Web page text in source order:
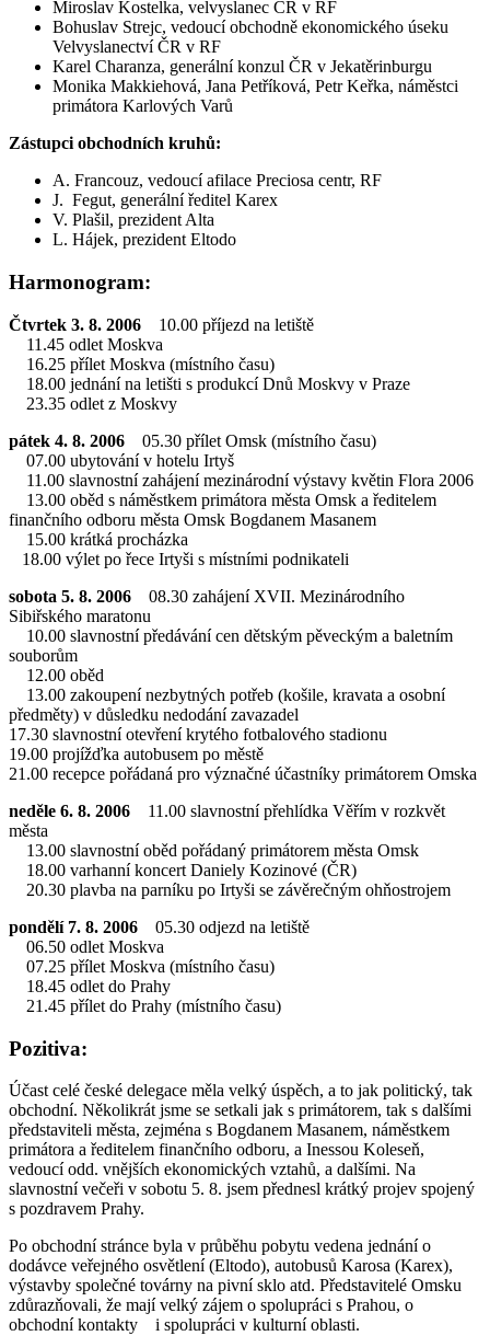
Miroslav Kostelka, velvyslanec ČR v RF
Bohuslav Strejc, vedoucí obchodně ekonomického úseku
Velvyslanectví ČR v RF
Karel Charanza, generální konzul ČR v Jekatěrinburgu
Monika Makkiehová, Jana Petříková, Petr Keřka, náměstci
primátora Karlových Varů
Zástupci obchodních kruhů:
A. Francouz, vedoucí afilace Preciosa centr, RF
J. Fegut, generální ředitel Karex
V. Plašil, prezident Alta
L. Hájek, prezident Eltodo
Harmonogram:
Čtvrtek 3. 8. 2006 10.00 příjezd na letiště
11.45 odlet Moskva
16.25 přílet Moskva (místního času)
18.00 jednání na letišti s produkcí Dnů Moskvy v Praze
23.35 odlet z Moskvy
pátek 4. 8. 2006 05.30 přílet Omsk (místního času)
07.00 ubytování v hotelu Irtyš
11.00 slavnostní zahájení mezinárodní výstavy květin Flora 2006
13.00 oběd s náměstkem primátora města Omsk a ředitelem
finančního odboru města Omsk Bogdanem Masanem
15.00 krátká procházka
18.00 výlet po řece Irtyši s místními podnikateli
sobota 5. 8. 2006 08.30 zahájení XVII. Mezinárodního
Sibiřského maratonu
10.00 slavnostní předávání cen dětským pěveckým a baletním
souborům
12.00 oběd
13.00 zakoupení nezbytných potřeb (košile, kravata a osobní
předměty) v důsledku nedodání zavazadel
17.30 slavnostní otevření krytého fotbalového stadionu
19.00 projížďka autobusem po městě
21.00 recepce pořádaná pro význačné účastníky primátorem Omska
neděle 6. 8. 2006 11.00 slavnostní přehlídka Věřím v rozkvět
města
13.00 slavnostní oběd pořádaný primátorem města Omsk
18.00 varhanní koncert Daniely Kozinové (ČR)
20.30 plavba na parníku po Irtyši se závěrečným ohňostrojem
pondělí 7. 8. 2006 05.30 odjezd na letiště
06.50 odlet Moskva
07.25 přílet Moskva (místního času)
18.45 odlet do Prahy
21.45 přílet do Prahy (místního času)
Pozitiva:
Účast celé české delegace měla velký úspěch, a to jak politický, tak
obchodní. Několikrát jsme se setkali jak s primátorem, tak s dalšími
představiteli města, zejména s Bogdanem Masanem, náměstkem
primátora a ředitelem finančního odboru, a Inessou Koleseň,
vedoucí odd. vnějších ekonomických vztahů, a dalšími. Na
slavnostní večeři v sobotu 5. 8. jsem přednesl krátký projev spojený
s pozdravem Prahy.
Po obchodní stránce byla v průběhu pobytu vedena jednání o
dodávce veřejného osvětlení (Eltodo), autobusů Karosa (Karex),
výstavby společné továrny na pivní sklo atd. Představitelé Omsku
zdůrazňovali, že mají velký zájem o spolupráci s Prahou, o
obchodní kontakty i spolupráci v kulturní oblasti.